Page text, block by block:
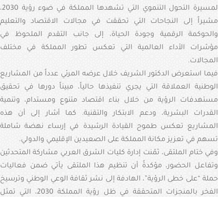
لمسيرة التحول التنموي التي تشهدها المملكة في ضوء رؤية 2030،
مشيراً إلى النجاحات التي تحققت في مجالات الاقتصاد والتعليم
والحوكمة الرقمية وجودة الحياة، إلى جانب التقدم الملحوظ في
مؤشرات الأداء العالمية التي تعكس تطور المملكة في مختلف
المجالات.
فيما استعرض الدكتور الشريف خلال عرضه المرئي عدداً من المشاريع
الوطنية العملاقة التي يجري تنفيذها حالياً، مبيناً دورها في تحقيق
مستهدفات الرؤية من خلال بناء اقتصاد متنوع ومستدام، وتنمية
القدرات البشرية، ودعم الابتكار والتقنية. كما أشار إلى أن هذه
المشاريع تعكس طموح القيادة الرشيدة في إرساء نهضة شاملة
تسهم في تعزيز مكانة المملكة على الصعيدين الإقليمي والدولي.
وفي ختام الملتقى، ثمّنت إدارة كليات الشرق العربي مشاركة المتحدثين
وتفاعل الحضور، مؤكدةً أن تنظيم هذا الملتقى يأتي ضمن فعاليات
حملة “على خطى الرؤية”، الهادفة إلى نشر ثقافة الوعي الوطني وترسيخ
الفخر بالمنجزات المتحققة في ظل رؤية المملكة 2030، التي تمثل